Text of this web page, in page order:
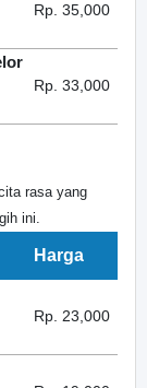
Rp. 35,000
Rp. 33,000
rasa yang
ini.
Harga
Rp. 23,000